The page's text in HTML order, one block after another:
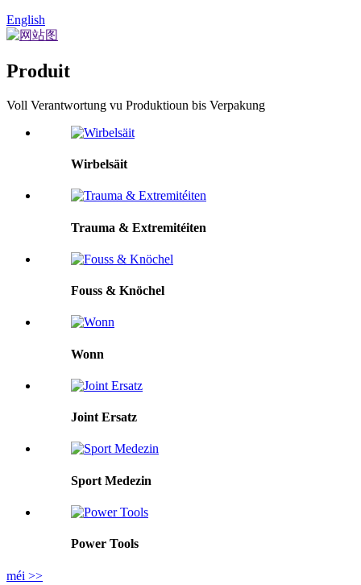
English
Produit
Voll Verantwortung vu Produktioun bis Verpakung
Wirbelsäit
Trauma & Extremitéiten
Fouss & Knöchel
Wonn
Joint Ersatz
Sport Medezin
Power Tools
méi >>